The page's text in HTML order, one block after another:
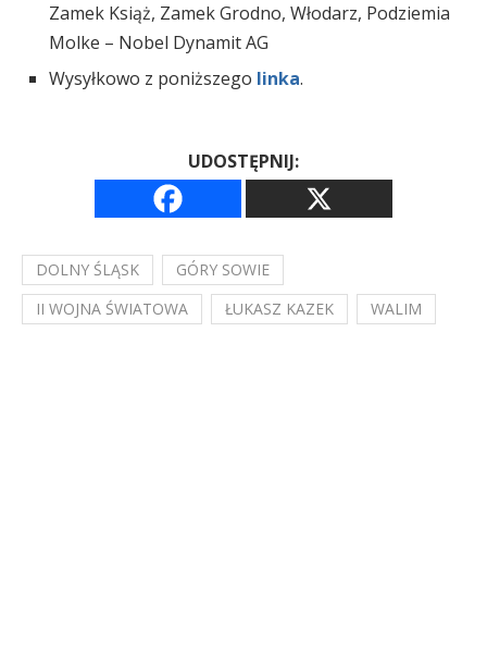
Zamek Książ, Zamek Grodno, Włodarz, Podziemia
Molke – Nobel Dynamit AG
Wysyłkowo z poniższego linka.
UDOSTĘPNIJ:
DOLNY ŚLĄSK
GÓRY SOWIE
II WOJNA ŚWIATOWA
ŁUKASZ KAZEK WALIM